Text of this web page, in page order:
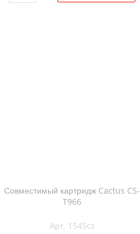
Совместимый картридж Cactus CS-
T966
Арт. 1545cs